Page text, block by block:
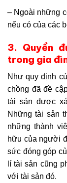
– Ngoài những
nếu có của các
3. Quyền
trong gia
Như quy định
chồng đã đề
tài sản được
Những tài sản
những thành
hữu của người
sức đóng góp
lí tài sản cũng
với tài sản đó.